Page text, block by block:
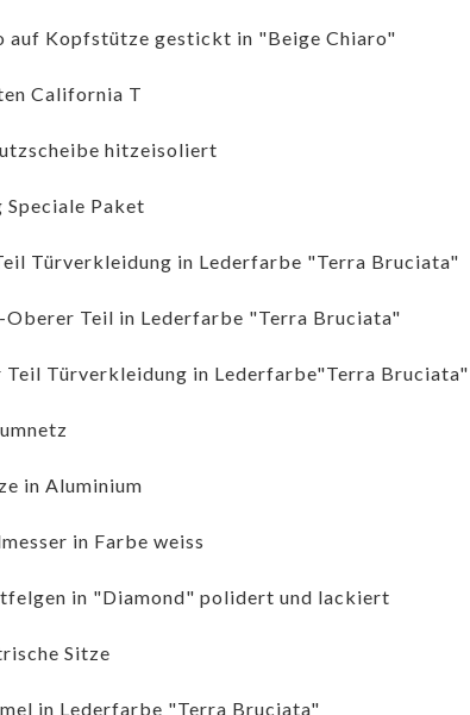
auf Kopfstütze gestickt in "Beige Chiaro"
California T
hitzeisoliert
Speciale Paket
Türverkleidung in Lederfarbe "Terra Bruciata"
Teil in Lederfarbe "Terra Bruciata"
Teil Türverkleidung in Lederfarbe"Terra Bruciata"
in Aluminium
in Farbe weiss
in "Diamond" polidert und lackiert
Sitze
in Lederfarbe "Terra Bruciata"